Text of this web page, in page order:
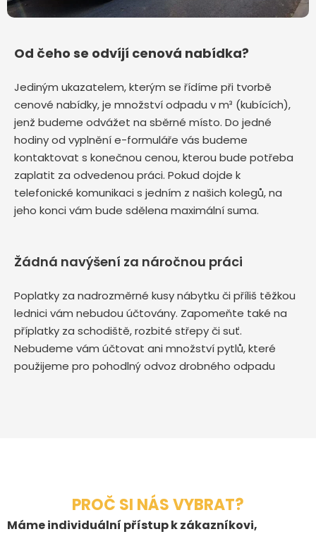
Od čeho se odvíjí cenová nabídka?
Jediným ukazatelem, kterým se řídíme při tvorbě
cenové nabídky, je množství odpadu v m³ (kubících),
jenž budeme odvážet na sběrné místo. Do jedné
hodiny od vyplnění e-formuláře vás budeme
kontaktovat s konečnou cenou, kterou bude potřeba
zaplatit za odvedenou práci. Pokud dojde k
telefonické komunikaci s jedním z našich kolegů, na
jeho konci vám bude sdělena maximální suma.
Žádná navýšení za náročnou práci
Poplatky za nadrozměrné kusy nábytku či příliš těžkou
lednici vám nebudou účtovány. Zapomeňte také na
příplatky za schodiště, rozbité střepy či suť.
Nebudeme vám účtovat ani množství pytlů, které
použijeme pro pohodlný odvoz drobného odpadu
PROČ SI NÁS VYBRAT?
Máme individuální přístup k zákazníkovi,